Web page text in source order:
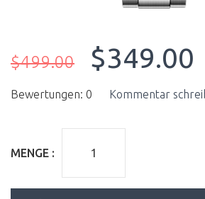
$499.00 $349.00
Bewertungen: 0 Kommentar
MENGE :